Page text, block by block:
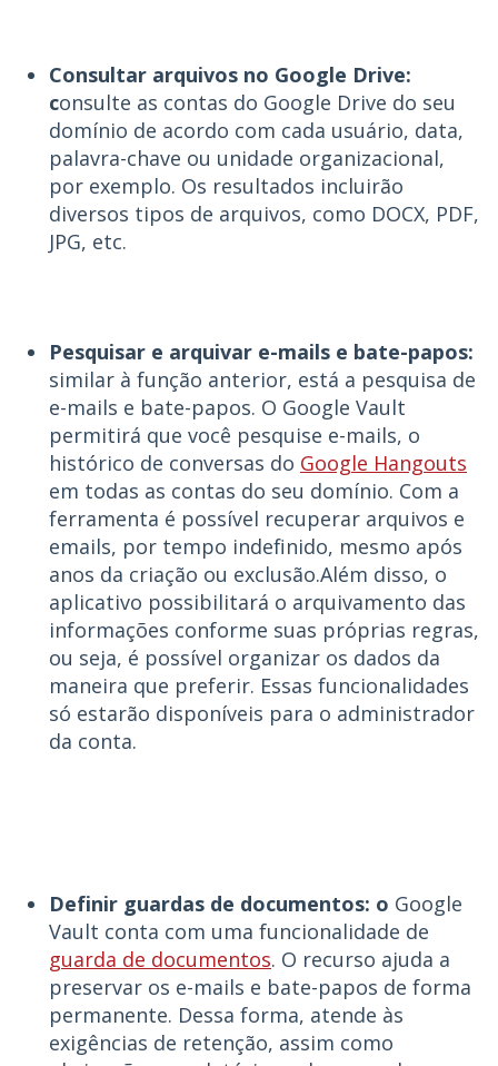
Consultar arquivos no Google Drive:
consulte as contas do Google Drive do seu
domínio de acordo com cada usuário, data,
palavra-chave ou unidade organizacional,
por exemplo. Os resultados incluirão
diversos tipos de arquivos, como DOCX, PDF,
JPG, etc.
Pesquisar e arquivar e-mails e bate-papos:
similar à função anterior, está a pesquisa de
e-mails e bate-papos. O Google Vault
permitirá que você pesquise e-mails, o
histórico de conversas do Google Hangouts
em todas as contas do seu domínio. Com a
ferramenta é possível recuperar arquivos e
emails, por tempo indefinido, mesmo após
anos da criação ou exclusão.Além disso, o
aplicativo possibilitará o arquivamento das
informações conforme suas próprias regras,
ou seja, é possível organizar os dados da
maneira que preferir. Essas funcionalidades
só estarão disponíveis para o administrador
da conta.
Definir guardas de documentos: o Google
Vault conta com uma funcionalidade de
guarda de documentos. O recurso ajuda a
preservar os e-mails e bate-papos de forma
permanente. Dessa forma, atende às
exigências de retenção, assim como